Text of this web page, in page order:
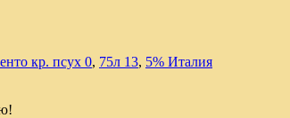
кр. псух 0, 75л 13, 5% Италия